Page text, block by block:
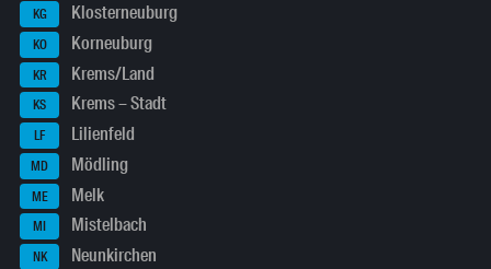
KG Klosterneuburg
KO Korneuburg
KR Krems/Land
KS Krems – Stadt
LF Lilienfeld
MD Mödling
ME Melk
MI Mistelbach
NK Neunkirchen